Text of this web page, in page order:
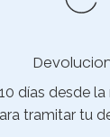
días desde
tramitar tu